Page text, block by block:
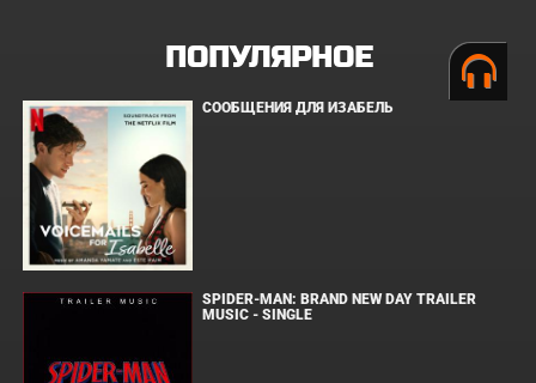
ПОПУЛЯРНОЕ
СООБЩЕНИЯ ДЛЯ ИЗАБЕЛЬ
SPIDER-MAN: BRAND NEW DAY TRAILER
MUSIC - SINGLE